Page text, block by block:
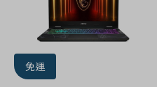
免運